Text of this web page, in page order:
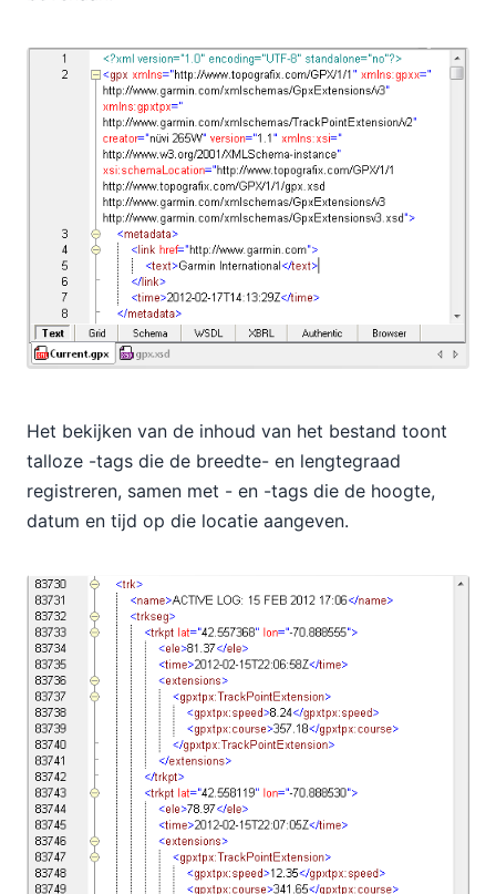
Het bekijken van de inhoud van het bestand toont
talloze -tags die de breedte- en lengtegraad
registreren, samen met - en -tags die de hoogte,
datum en tijd op die locatie aangeven.